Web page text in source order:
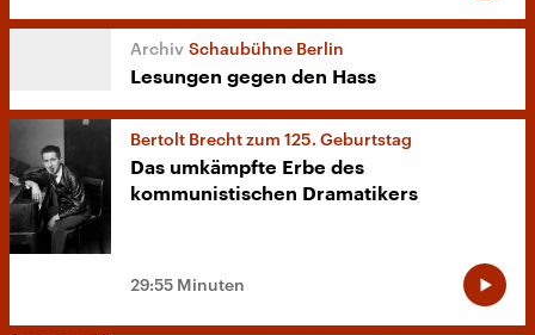
Schaubühne Berlin
Lesungen gegen den Hass
Bertolt Brecht zum 125. Geburtstag
Das umkämpfte Erbe des
kommunistischen Dramatikers
29:55 Minuten